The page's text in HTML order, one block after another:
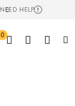
NEED HELP
0